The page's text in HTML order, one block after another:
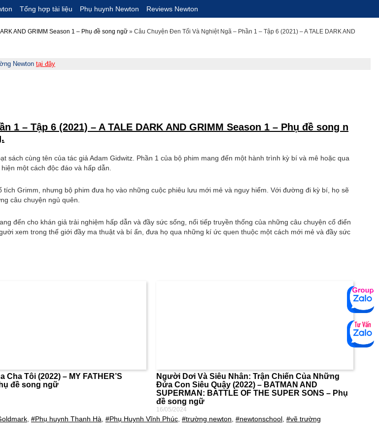
Tổng hợp tài liệu Phụ huynh Newton Reviews Newton
AND GRIMM Season 1 – Phụ đề song ngữ » Câu Chuyện Đen Tối Và Nghiệt Ngã – Phần 1 – Tập 6 (2021) – A TALE DARK AND
Newton tại đây
– Tập 6 (2021) – A TALE DARK AND GRIMM Season 1 – Phụ đề song n
sách cùng tên của tác giả Adam Gidwitz. Phần 1 của bộ phim mang đến một hành trình kỳ bí và mê hoặc qua
một cách độc đáo và hấp dẫn.
Grimm, nhưng bộ phim đưa họ vào những cuộc phiêu lưu mới mẻ và nguy hiểm. Với đường đi kỳ bí, họ sẽ
câu chuyện ngủ quên.
đến cho khán giả trải nghiệm hấp dẫn và đầy sức sống, nối tiếp truyền thống của những câu chuyện cổ điển
xem trong thế giới đầy ma thuật và bí ẩn, đưa họ qua những kí ức quen thuộc một cách mới mẻ và đầy sức
Cha Tôi (2022) – MY FATHER’S
đề song ngữ
Người Dơi Và Siêu Nhân: Trận Chiến Của Những
Đứa Con Siêu Quậy (2022) – BATMAN AND
SUPERMAN: BATTLE OF THE SUPER SONS – Phụ
đề song ngữ
16/05/2024
#Phụ huynh Thanh Hà #Phụ Huynh Vĩnh Phúc #trường newton #newtonschool #vẽ trường